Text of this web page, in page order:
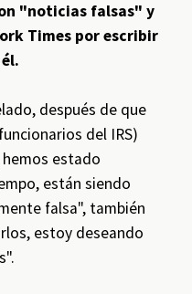
"noticias falsas" y
Times por escribir
después de que
del IRS)
estado
están siendo
falsa", también
estoy deseando